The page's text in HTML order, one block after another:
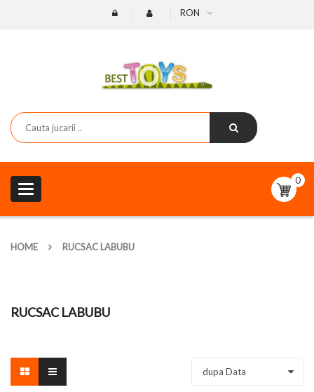
RON
Toggle
navigation
0
HOME RUCSAC LABUBU
RUCSAC LABUBU
dupa Data